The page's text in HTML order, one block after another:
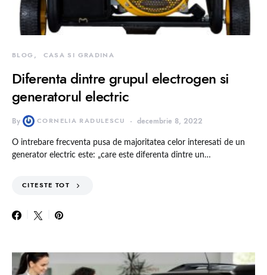
BLOG CASA SI GRADINA
Diferenta dintre grupul electrogen si
generatorul electric
By CORNELIA RADULESCU decembrie 8, 2022
O intrebare frecventa pusa de majoritatea celor interesati de un
generator electric este: „care este diferenta dintre un…
CITESTE TOT